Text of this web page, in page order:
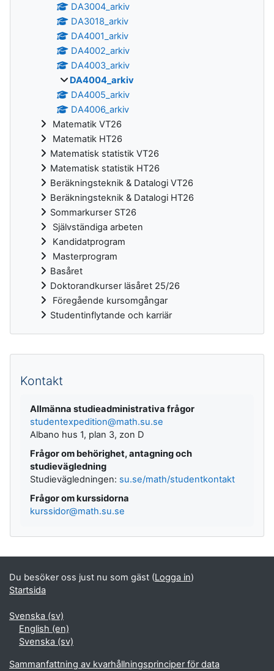
DA3004_arkiv
DA3018_arkiv
DA4001_arkiv
DA4002_arkiv
DA4003_arkiv
DA4004_arkiv
DA4005_arkiv
DA4006_arkiv
Matematik VT26
Matematik HT26
Matematisk statistik VT26
Matematisk statistik HT26
Beräkningsteknik & Datalogi VT26
Beräkningsteknik & Datalogi HT26
Sommarkurser ST26
Självständiga arbeten
Kandidatprogram
Masterprogram
Basåret
Doktorandkurser läsåret 25/26
Föregående kursomgångar
Studentinflytande och karriär
Kompletterande block
Kontakt
Allmänna studieadministrativa frågor
studentexpedition@math.su.se
Albano hus 1, plan 3, zon D
Frågor om behörighet, antagning och
studievägledning
Studievägledningen: su.se/math/studentkontakt
Frågor om kurssidorna
kurssidor@math.su.se
Du besöker oss just nu som gäst (Logga in)
Startsida
Svenska ‎(sv)‎
English ‎(en)‎
Svenska ‎(sv)‎
Sammanfattning av kvarhållningsprinciper för data